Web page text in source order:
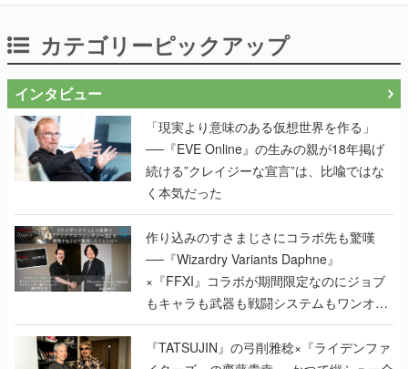
カテゴリーピックアップ
インタビュー
「現実より意味のある仮想世界を作る」
──『EVE Online』の生みの親が18年掲げ
続ける”クレイジーな宣言”は、比喩ではな
く本気だった
作り込みのすさまじさにコラボ先も驚嘆
──『Wizardry Variants Daphne』
×『FFXI』コラボが期間限定なのにジョブ
もキャラも武器も戦闘システムもワンオフ
で作り込まれた理由を両ディレクターに聞
く
『TATSUJIN』の弓削雅稔×『ライデンファ